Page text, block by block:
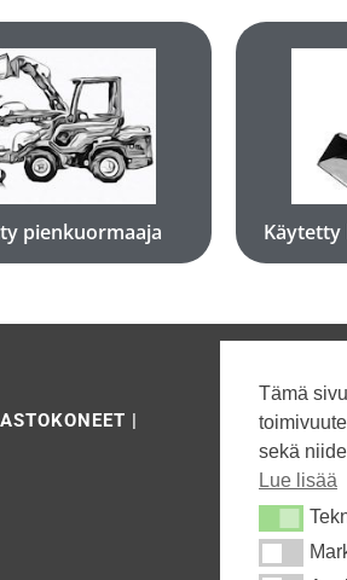
Tämä
sekä
Lue lisää
Tekninen
pienkuormaaja
pienkuormaajat
Katso koneet
Käytetty
|